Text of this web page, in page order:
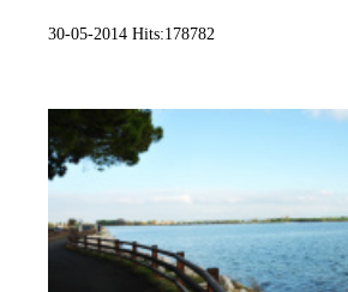
30-05-2014 Hits:178782